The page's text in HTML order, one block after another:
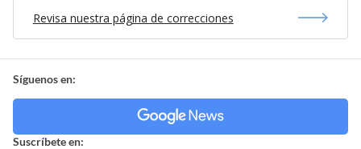
Revisa nuestra página de correcciones
Síguenos en:
Suscríbete en: